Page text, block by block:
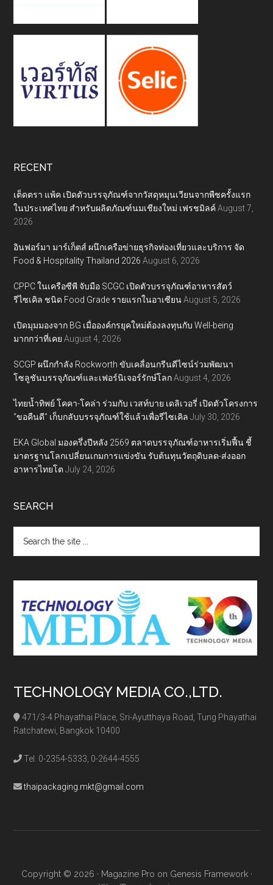
RECENT
เต็ดตรา แพ้ค เปิดตัวบรรจุภัณฑ์จากวัสดุหมุนเวียนจากพืชครั้งแรก
ในประเทศไทย สำหรับผลิตภัณฑ์นมเชียงใหม่ เฟรชมิลค์ August 7,
2026
อินฟอร์มา มาร์เก็ตส์ ผนึกเครือข่ายธุรกิจท่องเที่ยวและบริการ จัด
Food & Hospitality Thailand 2026 August 6, 2026
CPPC ในเครือซีพี จับมือ SCGC เปิดตัวบรรจุภัณฑ์อาหารสัตว์
รีไซเคิล ชนิด Food Grade รายแรกในอาเซียน August 5, 2026
เปิดมุมมองจาก BG เมื่อองค์กรยุคใหม่ต้องลงทุนกับ Well-being
มากกว่าที่เคย August 4, 2026
SCGP ผนึกกำลัง Rockworth ขับเคลื่อนกรีนดีไซน์ร่วมพัฒนา
โซลูชันบรรจุภัณฑ์และเฟอร์นิเจอร์รักษ์โลก August 4, 2026
ไทยน้ำทิพย์ โคคา-โคล่า ร่วมกับ เวสท์บาย เดลิเวอรี่ เปิดตัวโครงการ
“ขอคืนดี” เก็บกลับบรรจุภัณฑ์ใช้แล้วเพื่อรีไซเคิล July 30, 2026
EKA Global มองครึ่งปีหลัง 2569 ตลาดบรรจุภัณฑ์อาหารเริ่มฟื้น ชี้
มาตรฐานโลกเปลี่ยนเกมการแข่งขัน รับต้นทุนวัตถุดิบลด-ส่งออก
อาหารไทยโต July 24, 2026
SEARCH
the
TECHNOLOGY MEDIA CO.,LTD.
471/3-4 Phayathai Place, Sri-Ayutthaya Road, Tung Phayathai
Ratchatewi, Bangkok 10400
Tel. 0-2354-5333, 0-2644-4555
thaipackaging.mkt@gmail.com
Copyright © 2026 · Magazine Pro on Genesis Framework·